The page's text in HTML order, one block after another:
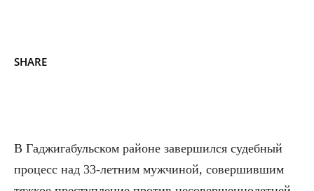
SHARE
В Гаджигабульском районе завершился судебный
процесс над 33-летним мужчиной, совершившим